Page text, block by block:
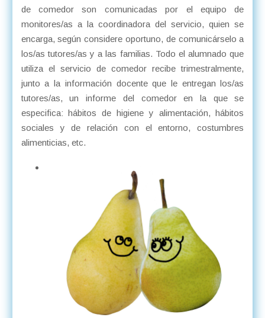
de comedor son comunicadas por el equipo de
monitores/as a la coordinadora del servicio, quien se
encarga, según considere oportuno, de comunicárselo a
los/as tutores/as y a las familias. Todo el alumnado que
utiliza el servicio de comedor recibe trimestralmente,
junto a la información docente que le entregan los/as
tutores/as, un informe del comedor en la que se
especifica: hábitos de higiene y alimentación, hábitos
sociales y de relación con el entorno, costumbres
alimenticias, etc.